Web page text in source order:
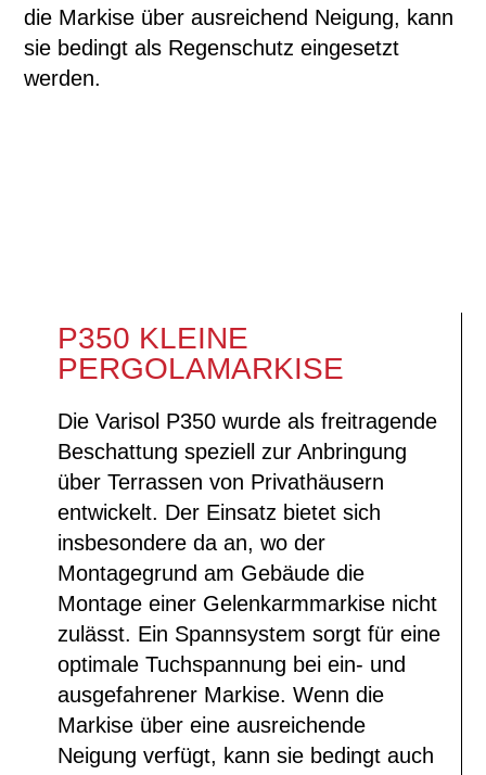
die Markise über ausreichend Neigung, kann
sie bedingt als Regenschutz eingesetzt
werden.
P350 KLEINE
PERGOLAMARKISE
Die Varisol P350 wurde als freitragende
Beschattung speziell zur Anbringung
über Terrassen von Privathäusern
entwickelt. Der Einsatz bietet sich
insbesondere da an, wo der
Montagegrund am Gebäude die
Montage einer Gelenkarmmarkise nicht
zulässt. Ein Spannsystem sorgt für eine
optimale Tuchspannung bei ein- und
ausgefahrener Markise. Wenn die
Markise über eine ausreichende
Neigung verfügt, kann sie bedingt auch